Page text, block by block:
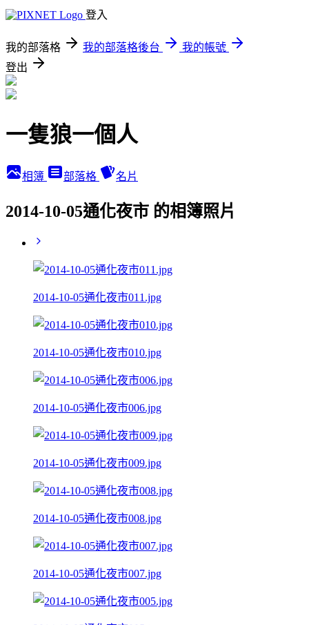
登入
我的部落格 我的部落格後台
我的帳號
登出
一隻狼一個人
相簿 部落格 名片
2014-10-05通化夜市 的相簿照片
2014-10-05通化夜市011.jpg
2014-10-05通化夜市010.jpg
2014-10-05通化夜市006.jpg
2014-10-05通化夜市009.jpg
2014-10-05通化夜市008.jpg
2014-10-05通化夜市007.jpg